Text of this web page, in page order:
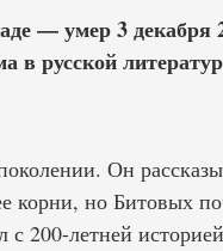
— умер 3 декабря
в русской
Он
корни, но Битовых
с 200-летней